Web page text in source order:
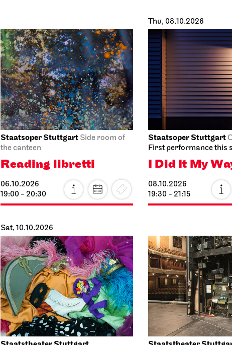
Staatsoper Stuttgart Side room of
the canteen
Reading libretti
06.10.2026
19:00 - 20:30
Thu, 08.10.2026
Staatsoper Stuttgart
First performance this
I Did It My
08.10.2026
19:30 - 21:15
Sat, 10.10.2026